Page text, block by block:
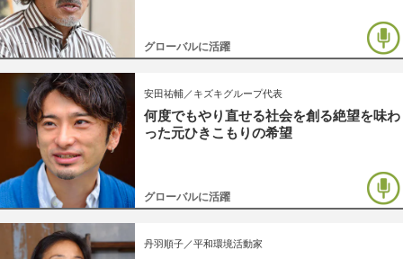
グローバルに活躍
安田祐輔／キズキグループ代表
何度でもやり直せる社会を創る絶望を味わ
った元ひきこもりの希望
グローバルに活躍
丹羽順子／平和環境活動家